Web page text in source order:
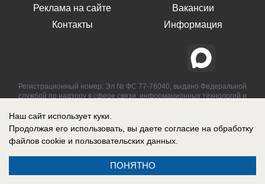
Реклама на сайте
Контакты
Вакансии
Информация
Регистрационный номер: Эл № ФС 77-76040, выдано Федеральной
службой по надзору в сфере связи, информационных технологий и
Наш сайт использует куки.
Продолжая его использовать, вы даете согласие на обработку
файлов cookie и пользовательских данных.
ПОНЯТНО